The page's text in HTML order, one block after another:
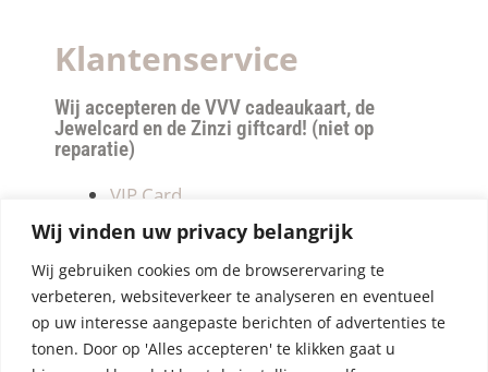
Wij vinden uw privacy belangrijk
Wij gebruiken cookies om de browserervaring te
verbeteren, websiteverkeer te analyseren en eventueel
op uw interesse aangepaste berichten of advertenties te
tonen. Door op 'Alles accepteren' te klikken gaat u
Klantenservice
Wij accepteren de VVV cadeaukaart, de
Jewelcard en de Zinzi giftcard! (niet op
reparatie)
VIP Card
Retourneren
Betalen & verzendkosten
Privacy Policy
Algemene Voorwaarden